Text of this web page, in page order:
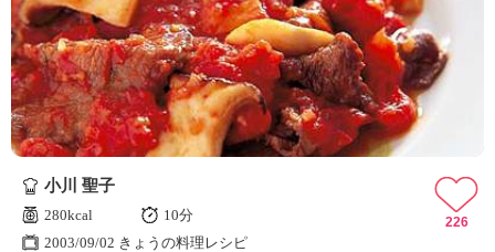
小川 聖子
280kcal
10分
2003/09/02 きょうの料理レシピ
226